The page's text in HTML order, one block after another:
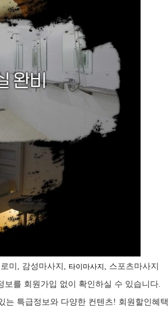
미, 감성마사지, 타이마사지 , 스포츠마사지
를 회원가입 없이 확인하실 수 있습니다.
는 특급정보와 다양한 컨텐츠! 회원할인혜택